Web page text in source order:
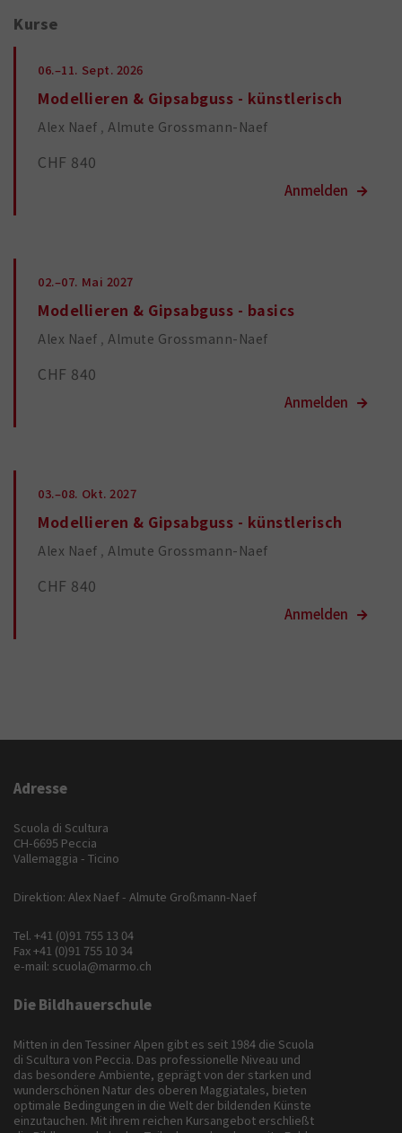
Kurse
06.–11. Sept. 2026
Modellieren & Gipsabguss - künstlerisch
Alex Naef Almute Grossmann-Naef
CHF 840
02.–07. Mai 2027
Modellieren & Gipsabguss - basics
Alex Naef Almute Grossmann-Naef
CHF 840
03.–08. Okt. 2027
Modellieren & Gipsabguss - künstlerisch
Alex Naef Almute Grossmann-Naef
CHF 840
Adresse
Scuola di Scultura
CH-6695 Peccia
Vallemaggia - Ticino
Direktion: Alex Naef - Almute Großmann-Naef
Tel. +41 (0)91 755 13 04
Fax +41 (0)91 755 10 34
e-mail: scuola@marmo.ch
Die Bildhauerschule
Mitten in den Tessiner Alpen gibt es seit 1984 die Scuola
di Scultura von Peccia. Das professionelle Niveau und
das besondere Ambiente, geprägt von der starken und
wunderschönen Natur des oberen Maggiatales, bieten
optimale Bedingungen in die Welt der bildenden Künste
einzutauchen. Mit ihrem reichen Kursangebot erschließt